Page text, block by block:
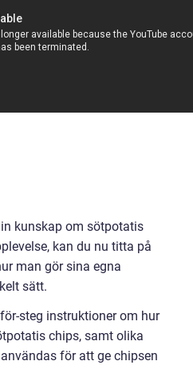
kunskap om sötpotatis
kan du nu titta på
man gör sina egna
sätt.
steg instruktioner om hur
chips, samt olika
för att ge chipsen